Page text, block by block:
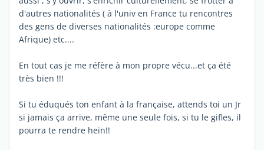
d'autres nationalités ( à l'univ en France tu rencontres
des gens de diverses nationalités :europe comme
Afrique) etc....
En tout cas je me réfère à mon propre vécu...et ça été
très bien !!!
Si tu éduqués ton enfant à la française, attends toi un Jr
si jamais ça arrive, même une seule fois, si tu le gifles, il
pourra te rendre hein!!